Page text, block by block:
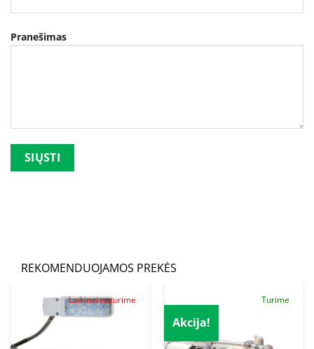
Pranešimas
REKOMENDUOJAMOS PREKĖS
Laikinai neturime
Akcija!
Turime